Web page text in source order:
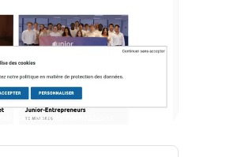
à Troyes: formations